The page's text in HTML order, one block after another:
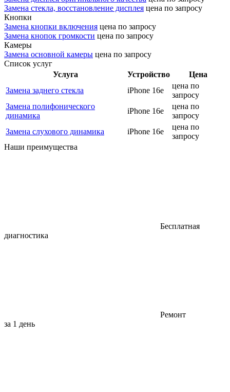
Замена стекла, восстановление дисплея цена по запросу
Кнопки
Замена кнопки включения цена по запросу
Замена кнопок громкости цена по запросу
Камеры
Замена основной камеры цена по запросу
Список услуг
Услуга
Устройство
Цена
Замена заднего стекла
iPhone 16e
цена по
запросу
Замена полифонического
динамика
iPhone 16e
цена по
запросу
Замена слухового динамика
iPhone 16e
цена по
запросу
Наши преимущества
Бесплатная
диагностика
Ремонт
за 1 день